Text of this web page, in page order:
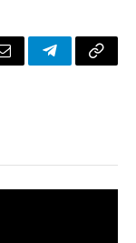
CorreoTelegrama